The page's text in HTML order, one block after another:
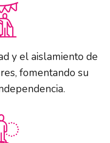
y el aislamiento de
fomentando su